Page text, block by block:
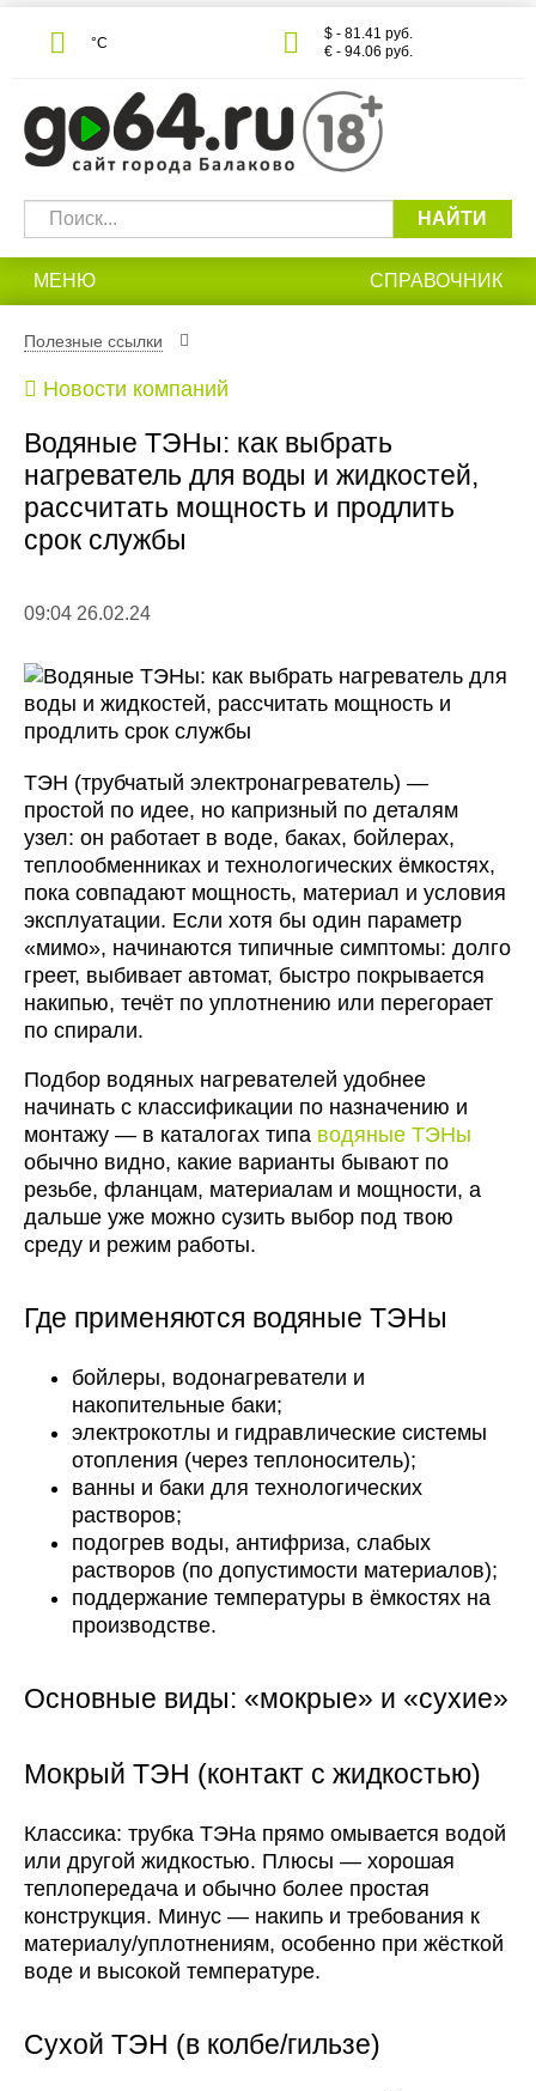
°С
$ - 81.41 руб.
€ - 94.06 руб.
НАЙТИ
МЕНЮ СПРАВОЧНИК
Полезные ссылки
Новости компаний
Водяные ТЭНы: как выбрать
нагреватель для воды и жидкостей,
рассчитать мощность и продлить
срок службы
09:04 26.02.24
ТЭН (трубчатый электронагреватель) —
простой по идее, но капризный по деталям
узел: он работает в воде, баках, бойлерах,
теплообменниках и технологических ёмкостях,
пока совпадают мощность, материал и условия
эксплуатации. Если хотя бы один параметр
«мимо», начинаются типичные симптомы: долго
греет, выбивает автомат, быстро покрывается
накипью, течёт по уплотнению или перегорает
по спирали.
Подбор водяных нагревателей удобнее
начинать с классификации по назначению и
монтажу — в каталогах типа водяные ТЭНы
обычно видно, какие варианты бывают по
резьбе, фланцам, материалам и мощности, а
дальше уже можно сузить выбор под твою
среду и режим работы.
Где применяются водяные ТЭНы
бойлеры, водонагреватели и
накопительные баки;
электрокотлы и гидравлические системы
отопления (через теплоноситель);
ванны и баки для технологических
растворов;
подогрев воды, антифриза, слабых
растворов (по допустимости материалов);
поддержание температуры в ёмкостях на
производстве.
Основные виды: «мокрые» и «сухие»
Мокрый ТЭН (контакт с жидкостью)
Классика: трубка ТЭНа прямо омывается водой
или другой жидкостью. Плюсы — хорошая
теплопередача и обычно более простая
конструкция. Минус — накипь и требования к
материалу/уплотнениям, особенно при жёсткой
воде и высокой температуре.
Сухой ТЭН (в колбе/гильзе)